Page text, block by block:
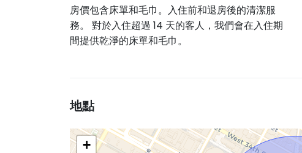
房價包含床單和毛巾。入住前和退房後的清潔服
務。 對於入住超過 14 天的客人，我們會在入住期
間提供乾淨的床單和毛巾。
地點
+